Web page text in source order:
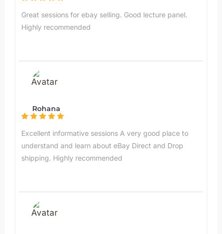
Great sessions for ebay selling. Good lecture panel.
Highly recommended
Rohana
Excellent informative sessions A very good place to
understand and learn about eBay Direct and Drop
shipping. Highly recommended